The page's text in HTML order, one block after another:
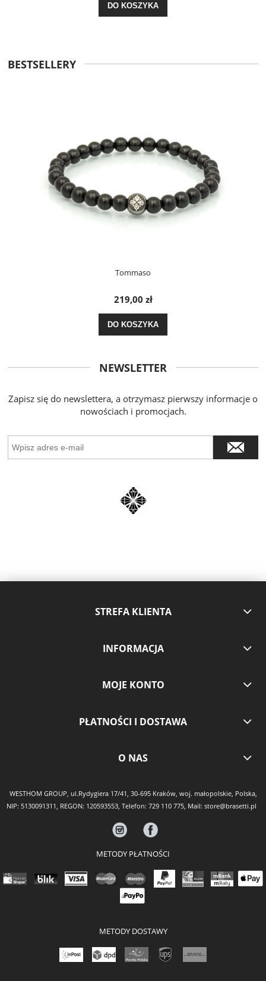
DO KOSZYKA
BESTSELLERY
Tommaso
219,00 zł
DO KOSZYKA
NEWSLETTER
Zapisz się do newslettera, a otrzymasz pierwszy informacje o
nowościach i promocjach.
STREFA KLIENTA
INFORMACJA
MOJE KONTO
PŁATNOŚCI I DOSTAWA
O NAS
WESTHOM GROUP, ul.Rydygiera 17/41, 30-695 Kraków, woj. małopolskie, Polska,
NIP: 5130091311, REGON: 120593553, Telefon: 729 110 775, Mail: store@brasetti.pl
METODY PŁATNOŚCI
METODY DOSTAWY